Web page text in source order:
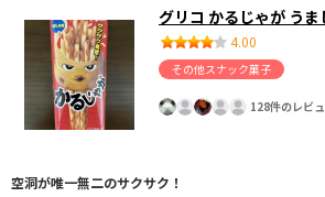
グリコ かるじゃが うま
4.00
その他スナック菓子
128件のレビ
空洞が唯一無二のサクサク！